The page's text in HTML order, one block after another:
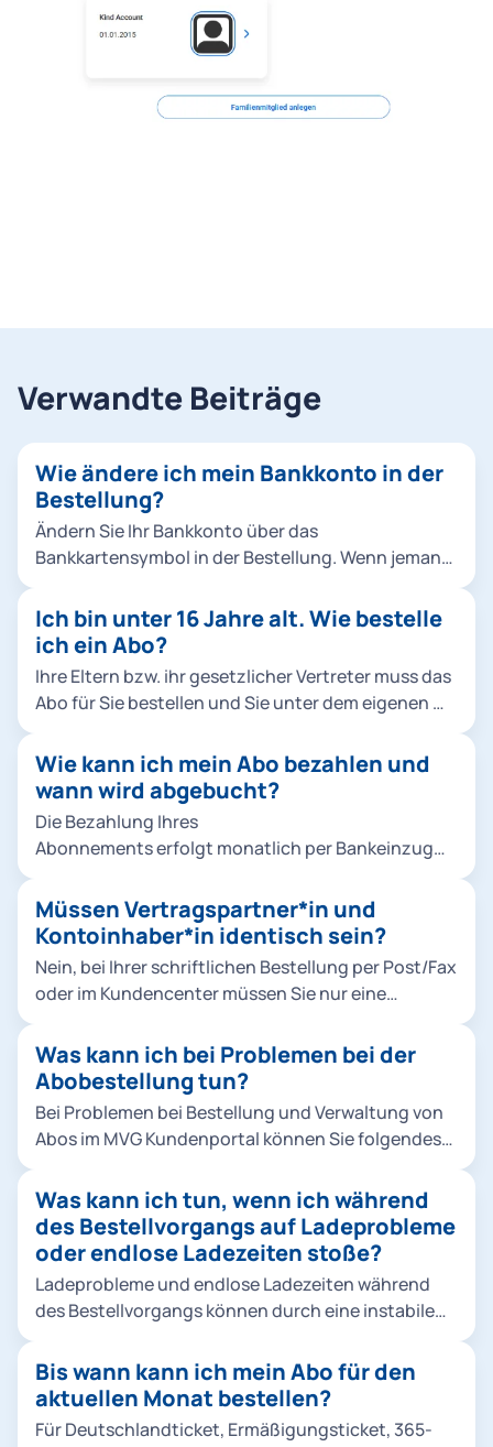
Verwandte Beiträge
Wie ändere ich mein Bankkonto in der
Bestellung?
Ändern Sie Ihr Bankkonto über das
Bankkartensymbol in der Bestellung. Wenn jemand
Sie eine Bankverbindung von einer andere Person
in der Bestellung unter Kontoinhaber*in
Bestellung haben keine Auswirkung auf laufende
Verträge. Wenn Sie die Bestellung abbrechen,
gespeichert.
Ich bin unter 16 Jahre alt. Wie bestelle
ich ein Abo?
Ihre Eltern bzw. ihr gesetzlicher Vertreter muss das
Abo für Sie bestellen und Sie unter dem eigenen M-
anlegen.
Wie kann ich mein Abo bezahlen und
wann wird abgebucht?
Die Bezahlung Ihres
Abonnements erfolgt monatlich per Bankeinzug
erfolgen stets für den aktuellen Monat zum
Monatsersten.
Müssen Vertragspartner*in und
Kontoinhaber*in identisch sein?
Nein, bei Ihrer schriftlichen Bestellung per Post/Fax
oder im Kundencenter müssen Sie nur eine
nachweisen. Bei einer Online-Bestellung müssen
Vertragspartner*in und Kontoinhaber*in nicht
Was kann ich bei Problemen bei der
Abobestellung tun?
Bei Problemen bei Bestellung und Verwaltung von
Abos im MVG Kundenportal können Sie folgendes
laufenden Monat noch bestellbar ist. Für
Deutschlandticket, Ermäßigungsticket und alle
MVV Abos gilt: Eine Bestellung ist bis zum 10.
bezahlen auch bei einem Einstieg im laufenden
Monat immer den vollen Monatspreis. Für
Monat ist nicht möglich. Sie können bis zum 10. des
aktuellen Monats für den nächsten Monat
bestellen. Bitte prüfen Sie beim Bestellen eines
Was kann ich tun, wenn ich während
des Bestellvorgangs auf Ladeprobleme
oder endlose Ladezeiten stoße?
Ladeprobleme und endlose Ladezeiten während
des Bestellvorgangs können durch eine instabile
einige Schritte, die Sie unternehmen können, um
das Problem zu beheben: Verbindung prüfen:
Bis wann kann ich mein Abo für den
aktuellen Monat bestellen?
Für Deutschlandticket, Ermäßigungsticket, 365-